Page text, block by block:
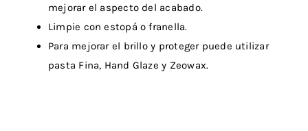
mejorar el aspecto del acabado.
Limpie con estopá o franella.
Para mejorar el brillo y proteger puede utilizar
pasta Fina, Hand Glaze y Zeowax.